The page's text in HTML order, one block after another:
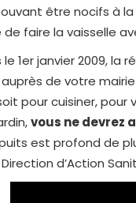
être nocifs à
de faire la vaisselle
le 1er janvier 2009,
de votre
pour cuisiner,
vous ne devrez
est profond de
d’Action